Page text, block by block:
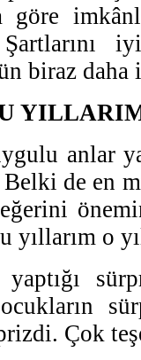
Şartlarını
biraz
anlar
de en
yıllarım o
yaptığı
Çok